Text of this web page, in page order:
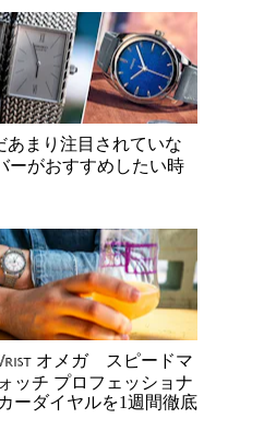
あまり注目されていな
ーがおすすめしたい時
オメガ スピードマ
ッチ プロフェッショナ
ーダイヤルを1週間徹底